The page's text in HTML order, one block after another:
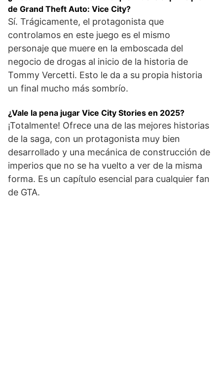
de Grand Theft Auto: Vice City?
Sí. Trágicamente, el protagonista que
controlamos en este juego es el mismo
personaje que muere en la emboscada del
negocio de drogas al inicio de la historia de
Tommy Vercetti. Esto le da a su propia historia
un final mucho más sombrío.
¿Vale la pena jugar Vice City Stories en 2025?
¡Totalmente! Ofrece una de las mejores historias
de la saga, con un protagonista muy bien
desarrollado y una mecánica de construcción de
imperios que no se ha vuelto a ver de la misma
forma. Es un capítulo esencial para cualquier fan
de GTA.